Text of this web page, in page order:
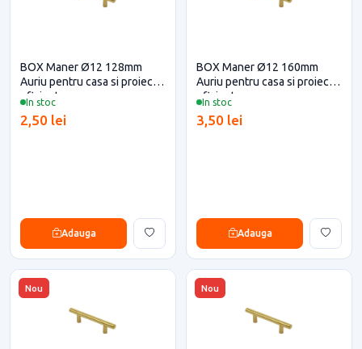
In stoc
BOX Maner Ø12 128mm
Auriu pentru casa si proiecte
eficiente
2,50 lei
Adauga
In stoc
BOX Maner Ø12 160mm
Auriu pentru casa si proiecte
eficiente
3,50 lei
Adauga
Nou Nou